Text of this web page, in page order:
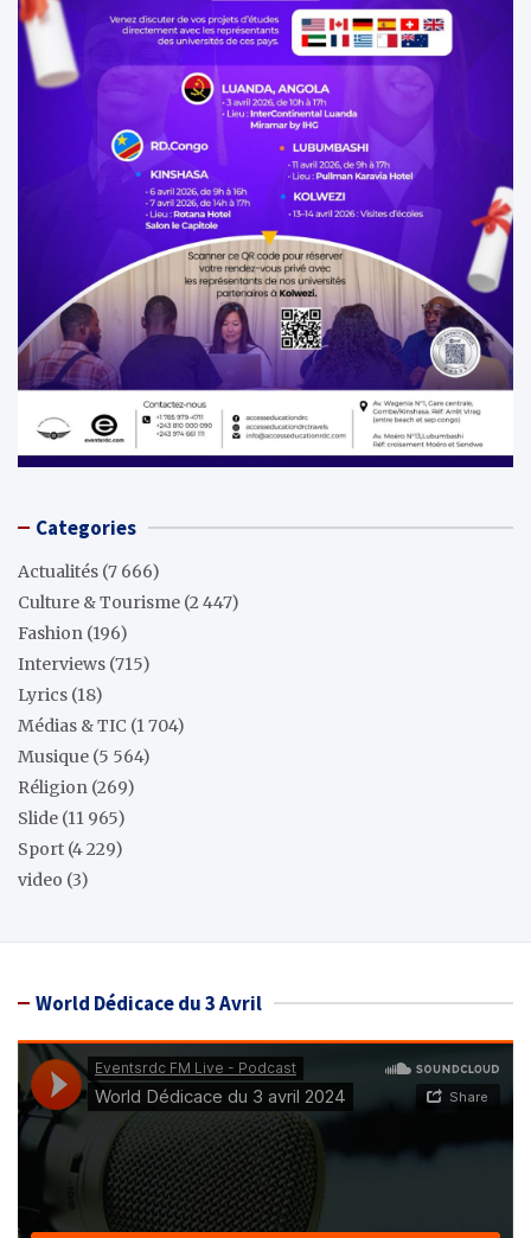
Categories
Actualités (7 666)
Culture & Tourisme (2 447)
Fashion (196)
Interviews (715)
Lyrics (18)
Médias & TIC (1 704)
Musique (5 564)
Réligion (269)
Slide (11 965)
Sport (4 229)
video (3)
World Dédicace du 3 Avril